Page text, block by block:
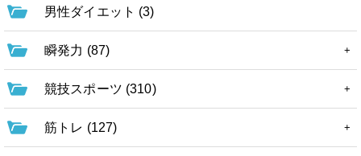
男性ダイエット (3)
瞬発力 (87)
競技スポーツ (310)
筋トレ (127)